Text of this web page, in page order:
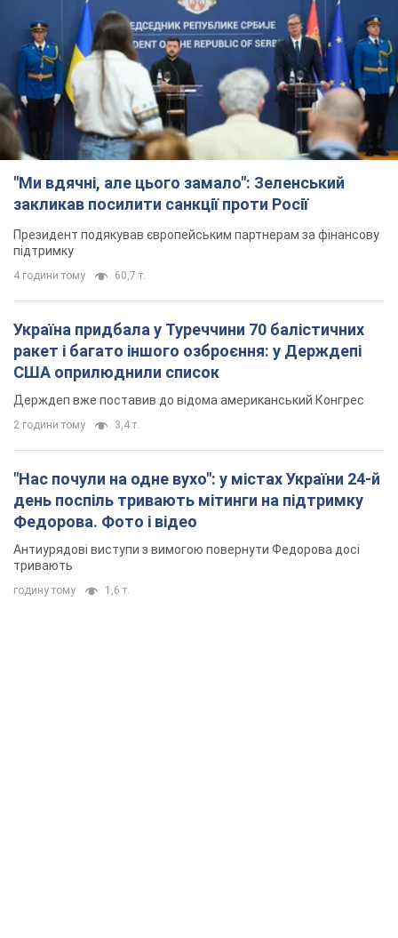
"Ми вдячні, але цього замало": Зеленський
закликав посилити санкції проти Росії
Президент подякував європейським партнерам за фінансову
підтримку
4 години тому 60,7 т.
Україна придбала у Туреччини 70 балістичних
ракет і багато іншого озброєння: у Держдепі
США оприлюднили список
Держдеп вже поставив до відома американський Конгрес
2 години тому 3,4 т.
"Нас почули на одне вухо": у містах України 24-й
день поспіль тривають мітинги на підтримку
Федорова. Фото і відео
Антиурядові виступи з вимогою повернути Федорова досі
тривають
годину тому 1,6 т.